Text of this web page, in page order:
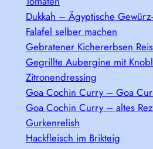
Dukkah – Ägyptische
Falafel selber machen
Gebratener Kichererbsen
Gegrillte Aubergine mit
Zitronendressing
Goa Cochin Curry – Goa
Goa Cochin Curry – altes
Gurkenrelish
Hackfleisch im Brikteig